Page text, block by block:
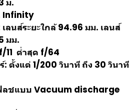
ม.
Infinity
ลนส์ระยะใกล้ 94.96 มม. เลนส์
มม.
11 ต่ำสุด f/64
: ตั้งแต่ 1/200 วินาที ถึง 30 วินาที
ลชแบบ Vacuum discharge